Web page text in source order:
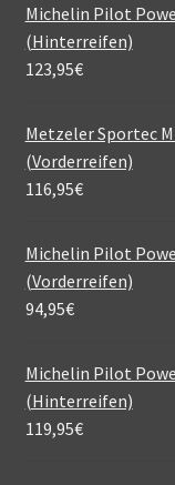
Michelin Pilot
(Hinterreifen)
123,95€
Metzeler Sportec
(Vorderreifen)
116,95€
Michelin Pilot
(Vorderreifen)
94,95€
Michelin Pilot
(Hinterreifen)
119,95€